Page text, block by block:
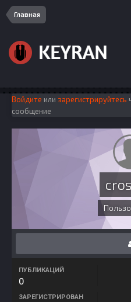
Главная
Войдите или зарегистрируйтесь
сообщение
ПУБЛИКАЦИЙ
0
ЗАРЕГИСТРИРОВАН